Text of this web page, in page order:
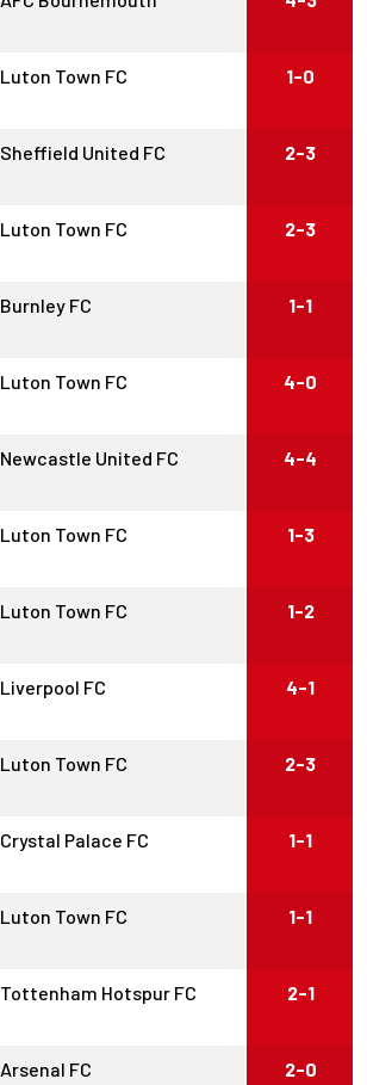
Luton Town FC 1-0
Sheffield United FC 2-3
Luton Town FC 2-3
Burnley FC 1-1
Luton Town FC 4-0
Newcastle United FC 4-4
Luton Town FC 1-3
Luton Town FC 1-2
Liverpool FC 4-1
Luton Town FC 2-3
Crystal Palace FC 1-1
Luton Town FC 1-1
Tottenham Hotspur FC 2-1
Arsenal FC 2-0